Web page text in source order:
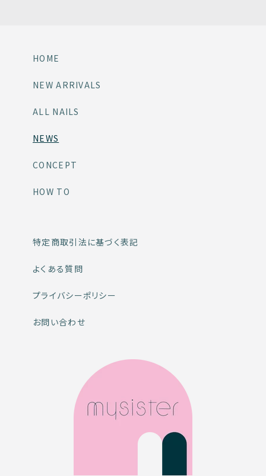
HOME
NEW ARRIVALS
ALL NAILS
NEWS
CONCEPT
HOW TO
特定商取引法に基づく表記
よくある質問
プライバシーポリシー
お問い合わせ